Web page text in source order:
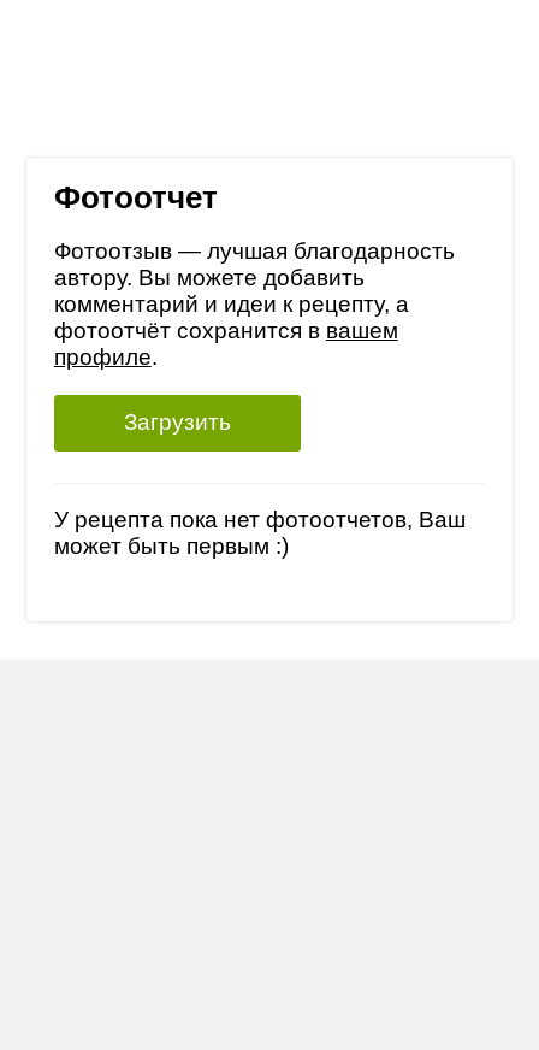
Фотоотчет
Фотоотзыв — лучшая благодарность
автору. Вы можете добавить
комментарий и идеи к рецепту, а
фотоотчёт сохранится в вашем
профиле.
Загрузить
У рецепта пока нет фотоотчетов, Ваш
может быть первым :)